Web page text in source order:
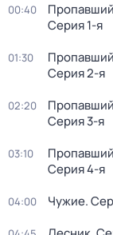
00:40
Серия 1-я
01:30
Серия 2-я
02:20
Серия 3-я
03:10
Серия 4-я
04:00 Чужие.